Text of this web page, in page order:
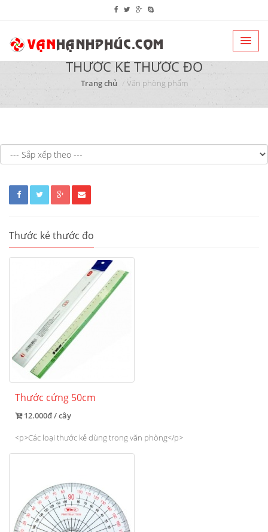
THƯỚC KẺ THƯỚC ĐO
Trang chủ Văn phòng phẩm
Thước kẻ thước đo
Thước cứng 50cm
12.000đ / cây
<p>Các loại thước kẻ dùng trong văn phòng</p>